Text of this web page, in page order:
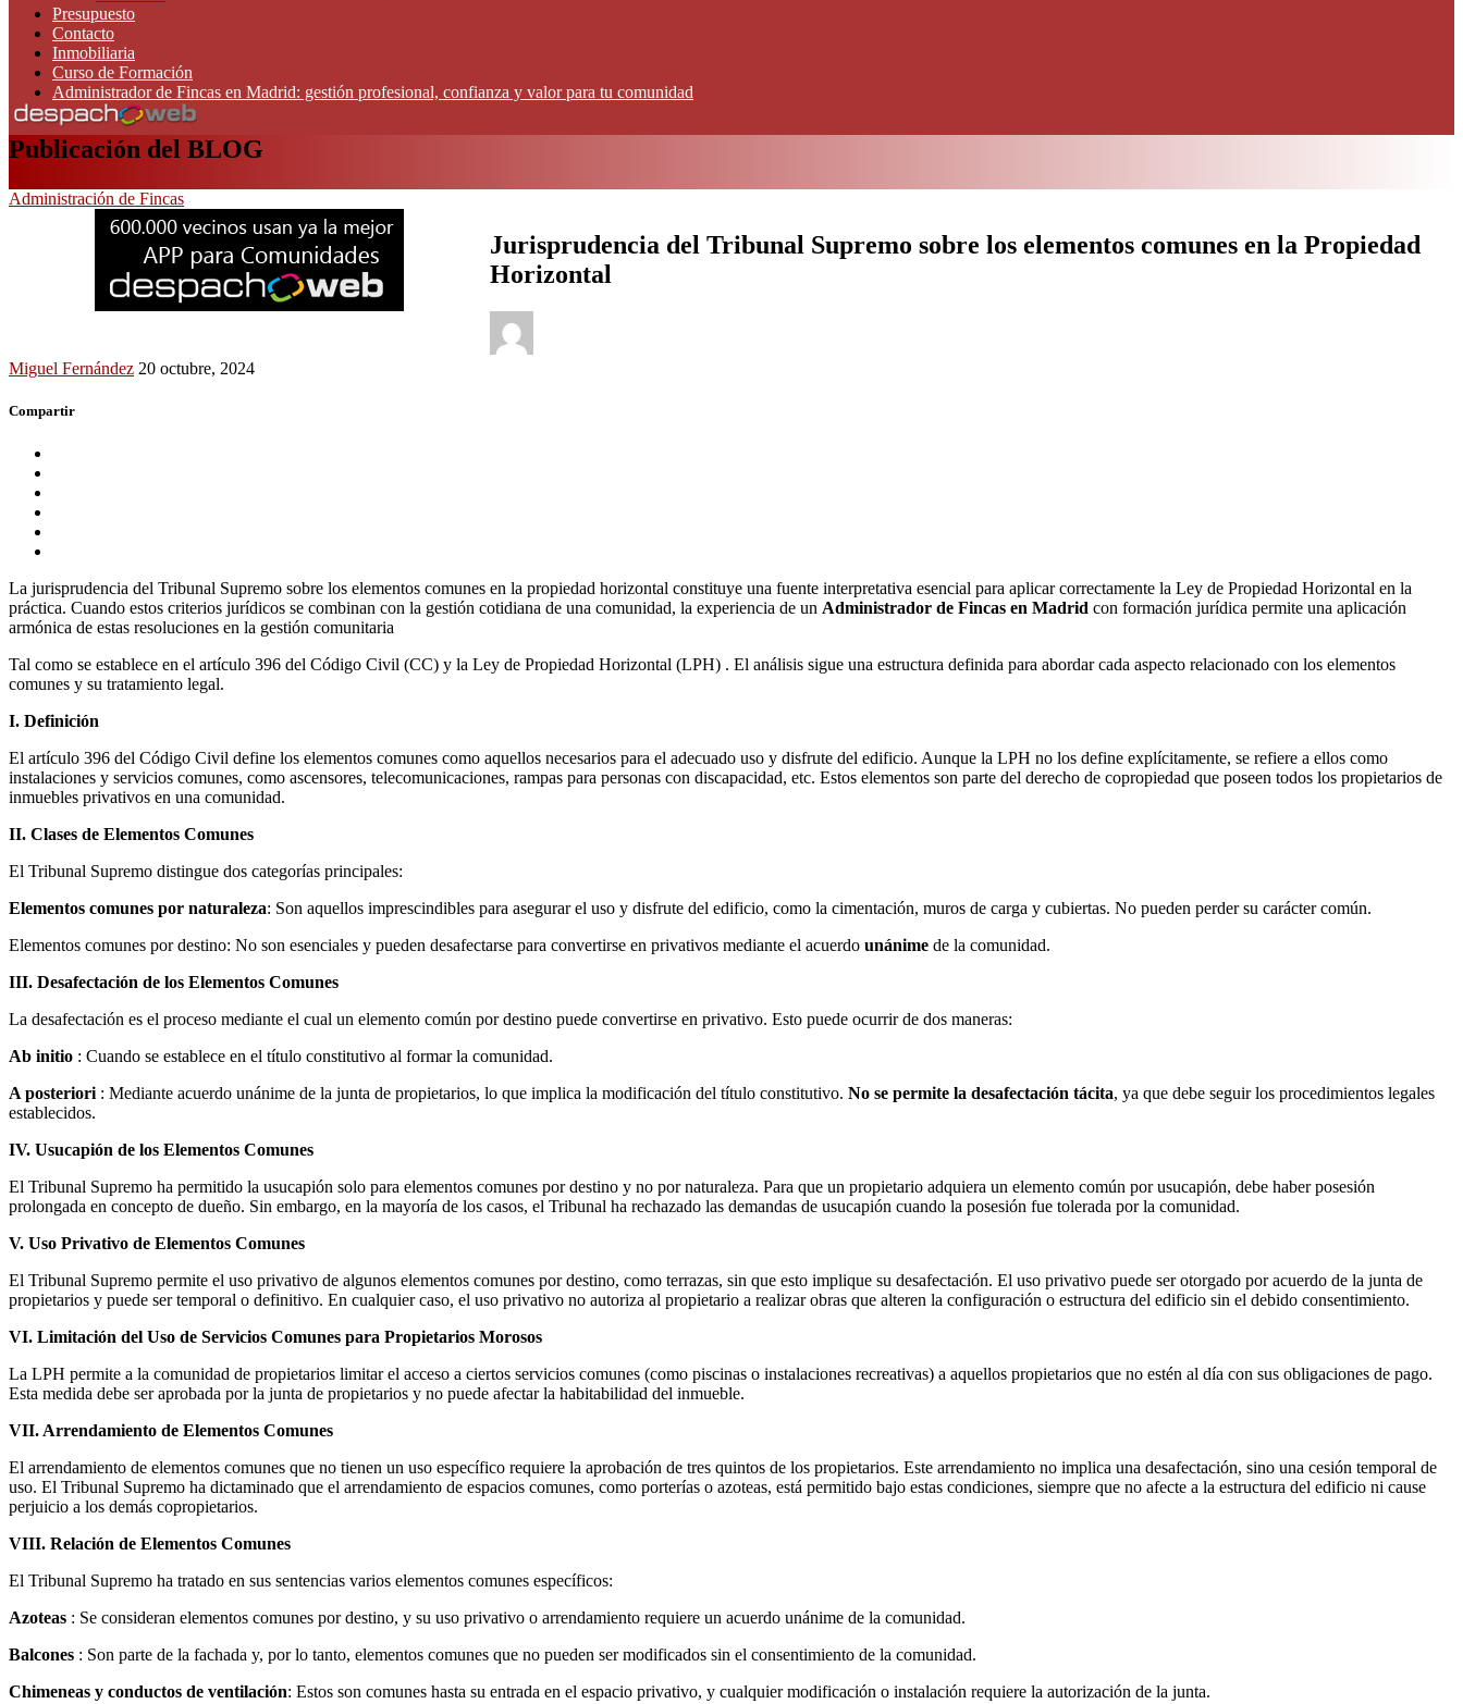
Presupuesto
Contacto
Inmobiliaria
Curso de Formación
Administrador de Fincas en Madrid: gestión profesional, confianza y valor para tu comunidad
Publicación del BLOG
Administración de Fincas
Jurisprudencia del Tribunal Supremo sobre los elementos comunes en la Propiedad
Horizontal
Miguel Fernández 20 octubre, 2024
Compartir
La jurisprudencia del Tribunal Supremo sobre los elementos comunes en la propiedad horizontal constituye una fuente interpretativa esencial para aplicar correctamente la Ley de Propiedad Horizontal en la
práctica. Cuando estos criterios jurídicos se combinan con la gestión cotidiana de una comunidad, la experiencia de un Administrador de Fincas en Madrid con formación jurídica permite una aplicación
armónica de estas resoluciones en la gestión comunitaria
Tal como se establece en el artículo 396 del Código Civil (CC) y la Ley de Propiedad Horizontal (LPH) . El análisis sigue una estructura definida para abordar cada aspecto relacionado con los elementos
comunes y su tratamiento legal.
I. Definición
El artículo 396 del Código Civil define los elementos comunes como aquellos necesarios para el adecuado uso y disfrute del edificio. Aunque la LPH no los define explícitamente, se refiere a ellos como
instalaciones y servicios comunes, como ascensores, telecomunicaciones, rampas para personas con discapacidad, etc. Estos elementos son parte del derecho de copropiedad que poseen todos los propietarios de
inmuebles privativos en una comunidad.
II. Clases de Elementos Comunes
El Tribunal Supremo distingue dos categorías principales:
Elementos comunes por naturaleza: Son aquellos imprescindibles para asegurar el uso y disfrute del edificio, como la cimentación, muros de carga y cubiertas. No pueden perder su carácter común.
Elementos comunes por destino: No son esenciales y pueden desafectarse para convertirse en privativos mediante el acuerdo unánime de la comunidad.
III. Desafectación de los Elementos Comunes
La desafectación es el proceso mediante el cual un elemento común por destino puede convertirse en privativo. Esto puede ocurrir de dos maneras:
Ab initio : Cuando se establece en el título constitutivo al formar la comunidad.
A posteriori : Mediante acuerdo unánime de la junta de propietarios, lo que implica la modificación del título constitutivo. No se permite la desafectación tácita, ya que debe seguir los procedimientos legales
establecidos.
IV. Usucapión de los Elementos Comunes
El Tribunal Supremo ha permitido la usucapión solo para elementos comunes por destino y no por naturaleza. Para que un propietario adquiera un elemento común por usucapión, debe haber posesión
prolongada en concepto de dueño. Sin embargo, en la mayoría de los casos, el Tribunal ha rechazado las demandas de usucapión cuando la posesión fue tolerada por la comunidad.
V. Uso Privativo de Elementos Comunes
El Tribunal Supremo permite el uso privativo de algunos elementos comunes por destino, como terrazas, sin que esto implique su desafectación. El uso privativo puede ser otorgado por acuerdo de la junta de
propietarios y puede ser temporal o definitivo. En cualquier caso, el uso privativo no autoriza al propietario a realizar obras que alteren la configuración o estructura del edificio sin el debido consentimiento.
VI. Limitación del Uso de Servicios Comunes para Propietarios Morosos
La LPH permite a la comunidad de propietarios limitar el acceso a ciertos servicios comunes (como piscinas o instalaciones recreativas) a aquellos propietarios que no estén al día con sus obligaciones de pago.
Esta medida debe ser aprobada por la junta de propietarios y no puede afectar la habitabilidad del inmueble.
VII. Arrendamiento de Elementos Comunes
El arrendamiento de elementos comunes que no tienen un uso específico requiere la aprobación de tres quintos de los propietarios. Este arrendamiento no implica una desafectación, sino una cesión temporal de
uso. El Tribunal Supremo ha dictaminado que el arrendamiento de espacios comunes, como porterías o azoteas, está permitido bajo estas condiciones, siempre que no afecte a la estructura del edificio ni cause
perjuicio a los demás copropietarios.
VIII. Relación de Elementos Comunes
El Tribunal Supremo ha tratado en sus sentencias varios elementos comunes específicos:
Azoteas : Se consideran elementos comunes por destino, y su uso privativo o arrendamiento requiere un acuerdo unánime de la comunidad.
Balcones : Son parte de la fachada y, por lo tanto, elementos comunes que no pueden ser modificados sin el consentimiento de la comunidad.
Chimeneas y conductos de ventilación: Estos son comunes hasta su entrada en el espacio privativo, y cualquier modificación o instalación requiere la autorización de la junta.